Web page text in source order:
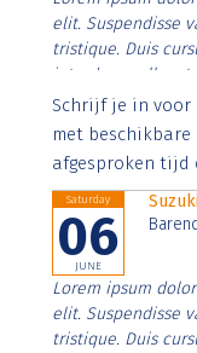
elit. Suspendisse
tristique. Duis
interdum nulla, ut
Aenean faucibus
imperdiet. Nunc
Schrijf je in voor
met
afgesproken tijd
Saturday
06
JUNE
Lorem ipsum
elit. Suspendisse
tristique. Duis